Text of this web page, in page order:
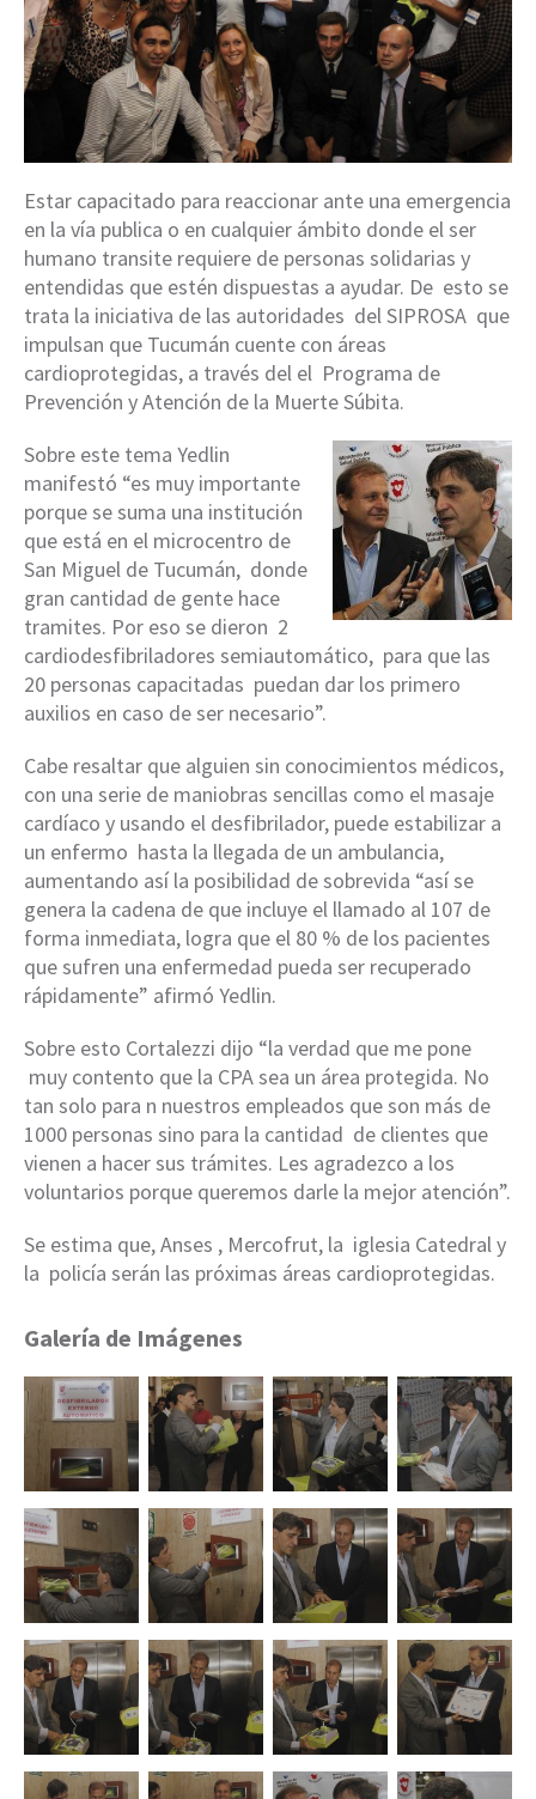
Estar capacitado para reaccionar ante una emergencia
en la vía publica o en cualquier ámbito donde el ser
humano transite requiere de personas solidarias y
entendidas que estén dispuestas a ayudar. De esto se
trata la iniciativa de las autoridades del SIPROSA que
impulsan que Tucumán cuente con áreas
cardioprotegidas, a través del el Programa de
Prevención y Atención de la Muerte Súbita.
Sobre este tema Yedlin
manifestó “es muy importante
porque se suma una institución
que está en el microcentro de
San Miguel de Tucumán, donde
gran cantidad de gente hace
tramites. Por eso se dieron 2
cardiodesfibriladores semiautomático, para que las
20 personas capacitadas puedan dar los primero
auxilios en caso de ser necesario”.
Cabe resaltar que alguien sin conocimientos médicos,
con una serie de maniobras sencillas como el masaje
cardíaco y usando el desfibrilador, puede estabilizar a
un enfermo hasta la llegada de un ambulancia,
aumentando así la posibilidad de sobrevida “así se
genera la cadena de que incluye el llamado al 107 de
forma inmediata, logra que el 80 % de los pacientes
que sufren una enfermedad pueda ser recuperado
rápidamente” afirmó Yedlin.
Sobre esto Cortalezzi dijo “la verdad que me pone
muy contento que la CPA sea un área protegida. No
tan solo para n nuestros empleados que son más de
1000 personas sino para la cantidad de clientes que
vienen a hacer sus trámites. Les agradezco a los
voluntarios porque queremos darle la mejor atención”.
Se estima que, Anses , Mercofrut, la iglesia Catedral y
la policía serán las próximas áreas cardioprotegidas.
Galería de Imágenes